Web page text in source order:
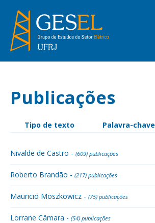
Publicações
Tipo de texto Palavra-chave
Nivalde de Castro - (609) publicações
Roberto Brandão - (217) publicações
Mauricio Moszkowicz - (75) publicações
Lorrane Câmara - (54) publicações